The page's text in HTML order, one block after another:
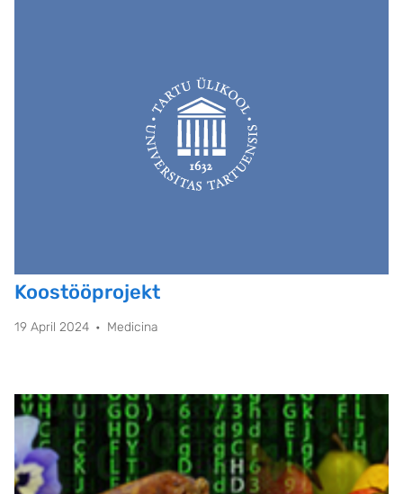
Koostööprojekt
19 April 2024 Medicina